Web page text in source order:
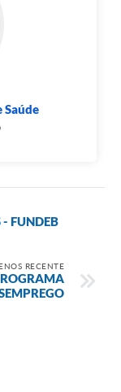
Saúde
FUNDEB
RECENTE